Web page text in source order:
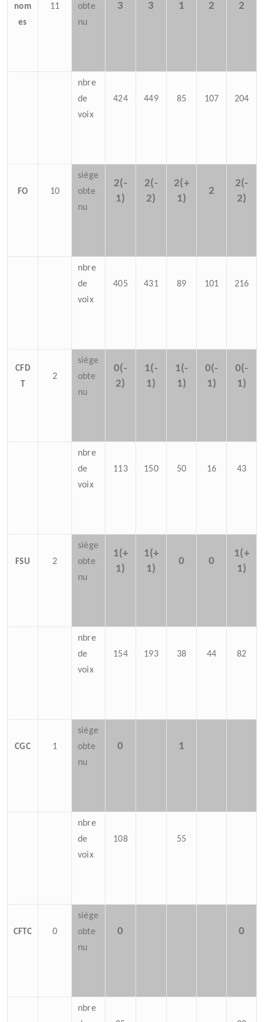
nom
es
11
obte
nu
3 3 1 2 2
nbre
de
voix
424 449 85 107 204
FO 10
siége
obte
nu
2(-
1)
2(-
2)
2(+
1)
2
2(-
2)
nbre
de
voix
405 431 89 101 216
CFD
T
2
siége
obte
nu
0(-
2)
1(-
1)
1(-
1)
0(-
1)
0(-
1)
nbre
de
voix
113 150 50 16 43
FSU 2
siége
obte
nu
1(+
1)
1(+
1)
0 0
1(+
1)
nbre
de
voix
154 193 38 44 82
CGC 1
siége
obte
nu
0 1
nbre
de
voix
108 55
CFTC 0
siége
obte
nu
0 0
nbre